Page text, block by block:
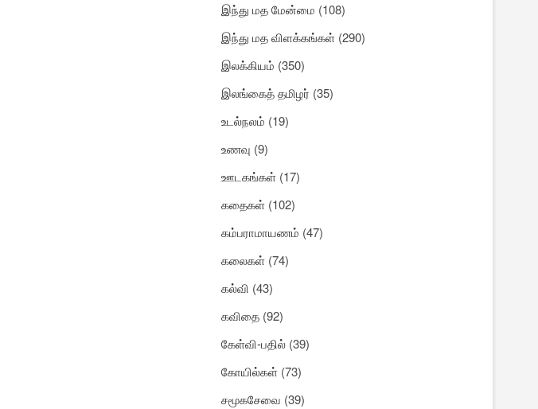
இந்து மத மேன்மை (108)
இந்து மத விளக்கங்கள் (290)
இலக்கியம் (350)
இலங்கைத் தமிழர் (35)
உடல்நலம் (19)
உணவு (9)
ஊடகங்கள் (17)
கதைகள் (102)
கம்பராமாயணம் (47)
கலைகள் (74)
கல்வி (43)
கவிதை (92)
கேள்வி-பதில் (39)
கோயில்கள் (73)
சமூகசேவை (39)